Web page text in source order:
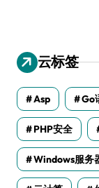
云标签
Asp Go
PHP安全
Windows服务